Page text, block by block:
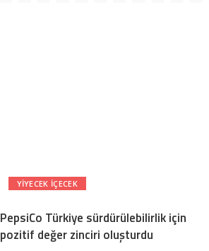
YIYECEK IÇECEK
PepsiCo Türkiye sürdürülebilirlik için
pozitif değer zinciri oluşturdu